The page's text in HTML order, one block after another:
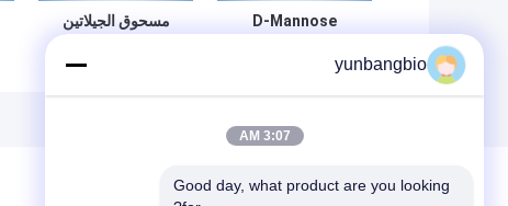
D-Mannose
مسحوق الجيلاتين
إسفنجي جيلاتين قابل
yunbangbio
3:07 AM
Good day, what product are you looking